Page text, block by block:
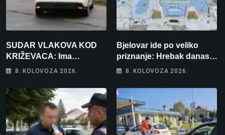
SUDAR VLAKOVA KOD
KRIŽEVACA: Ima
ozlijeđenih, jedna osoba
8. KOLOVOZA 2026.
Bjelovar ide po veliko
priznanje: Hrebak danas u
Parizu predstavlja
Europskog prvenstva
8. KOLOVOZA 2026.